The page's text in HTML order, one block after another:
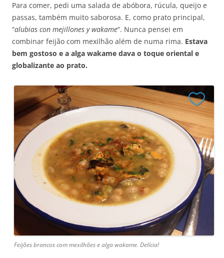
Para comer, pedi uma salada de abóbora, rúcula, queijo e
passas, também muito saborosa. E, como prato principal,
“alubias con mejillones y wakame“. Nunca pensei em
combinar feijão com mexilhão além de numa rima. Estava
bem gostoso e a alga wakame dava o toque oriental e
globalizante ao prato.
Feijões brancos com mexilhões e alga wakame. Delícia!